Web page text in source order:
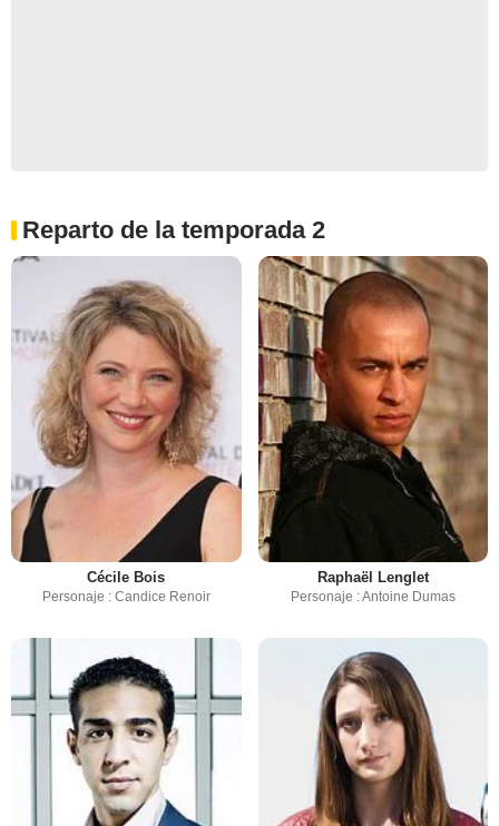
Reparto de la temporada 2
Cécile Bois
Personaje : Candice Renoir
Raphaël Lenglet
Personaje : Antoine Dumas